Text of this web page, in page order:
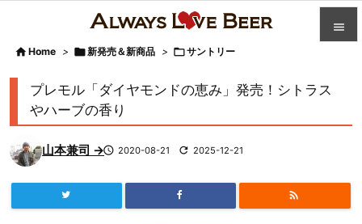



 Home > 新発売＆新商品 > サントリー
プレモル「ダイヤモンドの恵み」発売！シトラス
やハーブの香り
山本兼司 → 2020-08-21  2025-12-21
